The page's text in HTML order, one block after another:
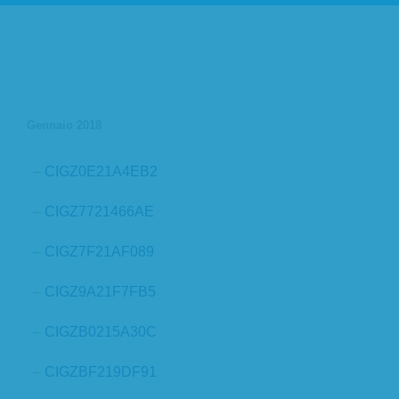
CIGZ0E21A4EB2
CIGZ7721466AE
CIGZ7F21AF089
CIGZ9A21F7FB5
CIGZB0215A30C
CIGZBF219DF91